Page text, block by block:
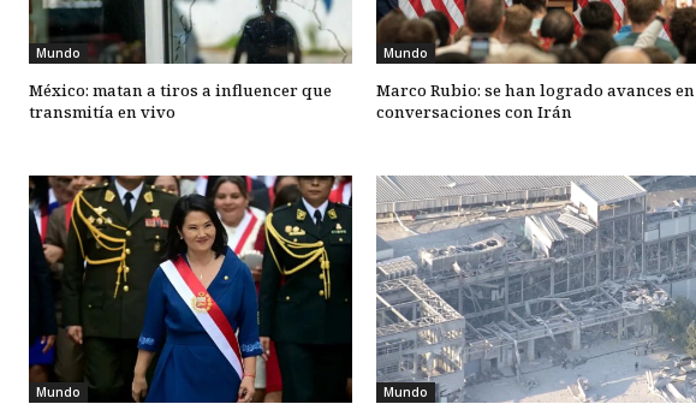
Mundo
México: matan a tiros a influencer que
transmitía en vivo
Mundo
Marco Rubio: se han logrado avances en
conversaciones con Irán
Mundo Mundo